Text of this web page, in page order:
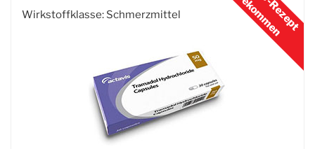
Wirkstoffklasse: Schmerzmittel